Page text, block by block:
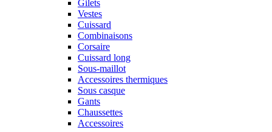
Gilets
Vestes
Cuissard
Combinaisons
Corsaire
Cuissard long
Sous-maillot
Accessoires thermiques
Sous casque
Gants
Chaussettes
Accessoires